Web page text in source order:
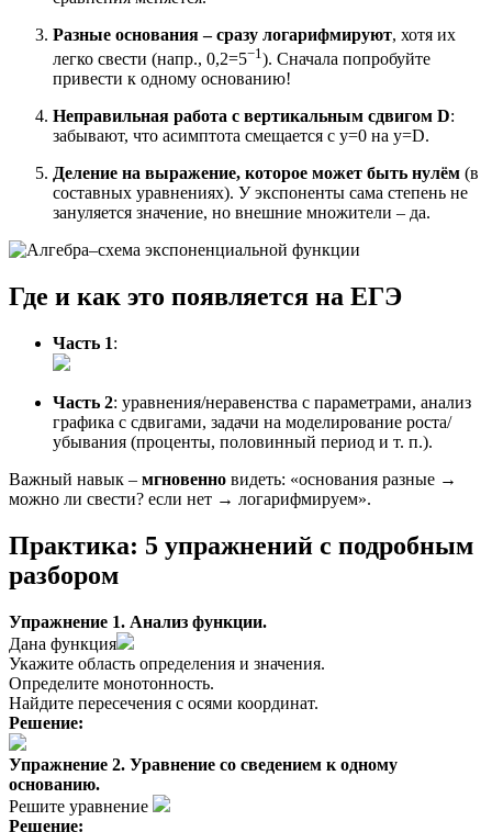
Разные основания – сразу логарифмируют, хотя их
легко свести (напр., 0,2=5−1 ). Сначала попробуйте
привести к одному основанию!
Неправильная работа с вертикальным сдвигом D:
забывают, что асимптота смещается с y=0 на y=D.
Деление на выражение, которое может быть нулём (в
составных уравнениях). У экспоненты сама степень не
зануляется значение, но внешние множители – да.
Где и как это появляется на ЕГЭ
Часть 1:
Часть 2: уравнения/неравенства с параметрами, анализ
графика с сдвигами, задачи на моделирование роста/
убывания (проценты, половинный период и т. п.).
Важный навык – мгновенно видеть: «основания разные →
можно ли свести? если нет → логарифмируем».
Практика: 5 упражнений с подробным
разбором
Упражнение 1. Анализ функции.
Дана функция
Укажите область определения и значения.
Определите монотонность.
Найдите пересечения с осями координат.
Решение:
Упражнение 2. Уравнение со сведением к одному
основанию.
Решите уравнение
Решение: